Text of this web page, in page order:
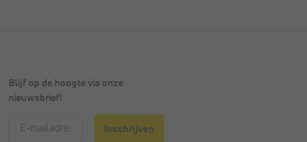
Blijf op de hoogte via onze
nieuwsbrief!
Inschrijven